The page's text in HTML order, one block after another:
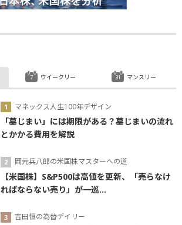
マネックス人生100年デザイン
「墓じまい」には期限がある？墓じまいの流れ
とかかる費用を解説
岡元兵八郎の米国株マスターへの道
【米国株】S&P500は高値を更新、「売らなけ
ればならない売り」が一巡...
吉田恒の為替デイリー
ウイークリー マンスリー